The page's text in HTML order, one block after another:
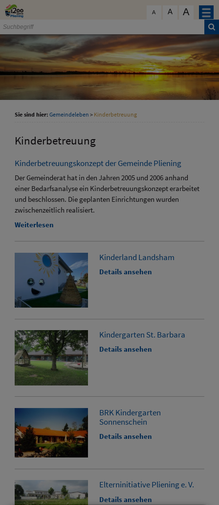
Zum Inhalt
A A A
Sie sind hier: Gemeindeleben > Kinderbetreuung
Kinderbetreuung
Kinderbetreuungskonzept der Gemeinde Pliening
Der Gemeinderat hat in den Jahren 2005 und 2006 anhand
einer Bedarfsanalyse ein Kinderbetreuungskonzept erarbeitet
und beschlossen. Die geplanten Einrichtungen wurden
zwischenzeitlich realisiert.
Weiterlesen
Kinderland Landsham
Details ansehen
Kindergarten St. Barbara
Details ansehen
BRK Kindergarten
Sonnenschein
Details ansehen
Elterninitiative Pliening e. V.
Details ansehen
schließen